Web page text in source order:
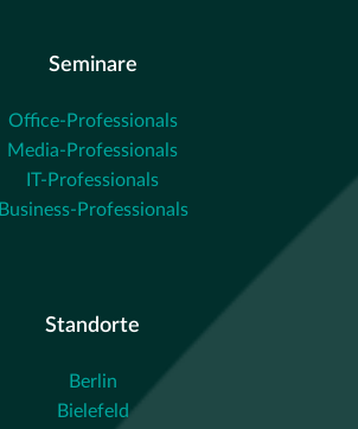
Seminare
Office-Professionals
Media-Professionals
IT-Professionals
Business-Professionals
Standorte
Berlin
Bielefeld